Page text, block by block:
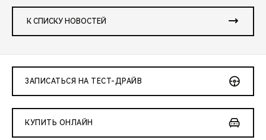
К СПИСКУ НОВОСТЕЙ
ЗАПИСАТЬСЯ НА ТЕСТ-ДРАЙВ
КУПИТЬ ОНЛАЙН